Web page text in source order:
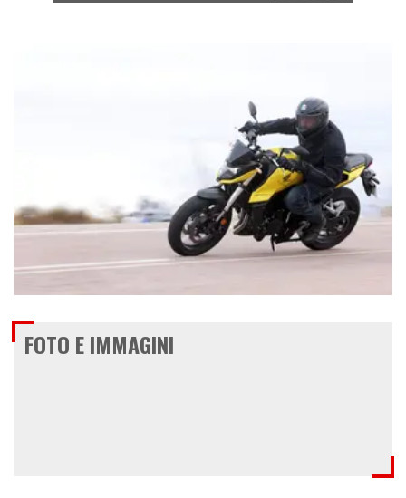
€ 7.990
FOTO E IMMAGINI